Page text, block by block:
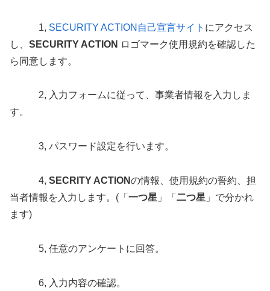
1, SECURITY ACTION自己宣言サイト にアクセス
し、 SECURITY ACTION ロゴマーク使用規約を確認した
ら同意します。
2, 入力フォームに従って、事業者情報を入力しま
す。
3, パスワード設定を行います。
4, SECRITY ACTIONの情報、使用規約の誓約、担
当者情報を入力します。(「 一つ星 」「 二つ星 」で分かれ
ます)
5, 任意のアンケートに回答。
6, 入力内容の確認。